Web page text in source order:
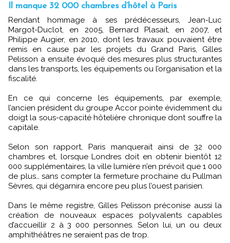
Il manque 32 000 chambres d’hôtel à Paris
Rendant hommage à ses prédécesseurs, Jean-Luc
Margot-Duclot, en 2005, Bernard Plasait, en 2007, et
Philippe Augier, en 2010, dont les travaux pouvaient être
remis en cause par les projets du Grand Paris, Gilles
Pelisson a ensuite évoqué des mesures plus structurantes
dans les transports, les équipements ou l’organisation et la
fiscalité.
En ce qui concerne les équipements, par exemple,
l’ancien président du groupe Accor pointe évidemment du
doigt la sous-capacité hôtelière chronique dont souffre la
capitale.
Selon son rapport, Paris manquerait ainsi de 32 000
chambres et, lorsque Londres doit en obtenir bientôt 12
000 supplémentaires, la ville lumière n’en prévoit que 1 000
de plus… sans compter la fermeture prochaine du Pullman
Sèvres, qui dégarnira encore peu plus l’ouest parisien.
Dans le même registre, Gilles Pelisson préconise aussi la
création de nouveaux espaces polyvalents capables
d’accueillir 2 à 3 000 personnes. Selon lui, un ou deux
amphithéâtres ne seraient pas de trop.